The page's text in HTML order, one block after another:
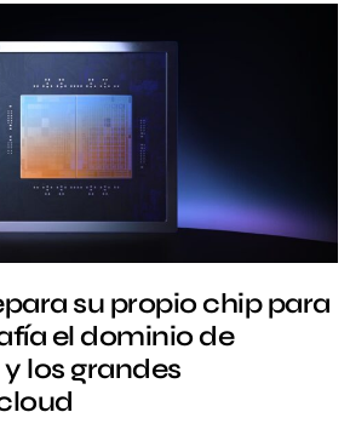
su propio chip para
el dominio de
los grandes